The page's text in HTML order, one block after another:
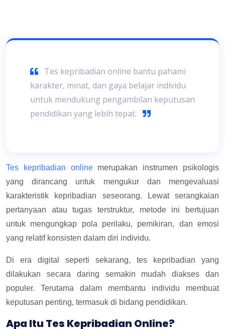
Tes kepribadian online bantu pahami
karakter, minat, dan gaya belajar individu
untuk mendukung pengambilan keputusan
pendidikan yang lebih tepat.
Tes kepribadian onlinemerupakan instrumen psikologis
yang dirancang untuk mengukur dan mengevaluasi
karakteristik kepribadian seseorang. Lewat serangkaian
pertanyaan atau tugas terstruktur, metode ini bertujuan
untuk mengungkap pola perilaku, pemikiran, dan emosi
yang relatif konsisten dalam diri individu.
Di era digital seperti sekarang, tes kepribadian yang
dilakukan secara daring semakin mudah diakses dan
populer. Terutama dalam membantu individu membuat
keputusan penting, termasuk di bidang pendidikan.
Apa Itu Tes Kepribadian Online?